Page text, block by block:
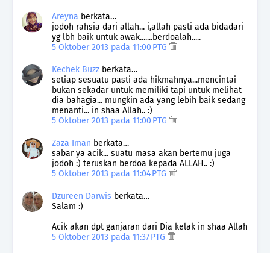
Areyna berkata…
jodoh rahsia dari allah... i,allah pasti ada bidadari
yg lbh baik untuk awak.......berdoalah.....
5 Oktober 2013 pada 11:00 PTG
Kechek Buzz berkata…
setiap sesuatu pasti ada hikmahnya...mencintai
bukan sekadar untuk memiliki tapi untuk melihat
dia bahagia... mungkin ada yang lebih baik sedang
menanti... in shaa Allah.. :)
5 Oktober 2013 pada 11:00 PTG
Zaza Iman berkata…
sabar ya acik... suatu masa akan bertemu juga
jodoh :) teruskan berdoa kepada ALLAH.. :)
5 Oktober 2013 pada 11:04 PTG
Dzureen Darwis berkata…
Salam :)
Acik akan dpt ganjaran dari Dia kelak in shaa Allah
5 Oktober 2013 pada 11:37 PTG